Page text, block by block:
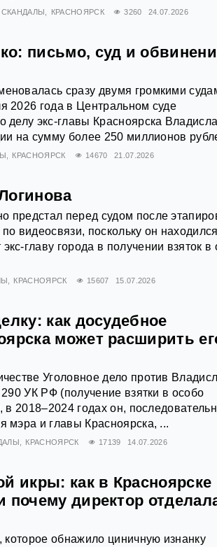
СКАНДАЛЫ КРАСНОЯРСК 3260 24.07.2026
письмо, суд и
сразу двумя громкими
2026 года в Центральном суде
экс-главы Красноярска
на сумму более 250 миллионов
КРАСНОЯРСК 14670 21.07.2026
предстал перед судом после
видеосвязи, поскольку он
главу города в получении взяток в
КРАСНОЯРСК 15607 15.07.2026
как досудебное
может расширить
Уголовное дело против
УК РФ (получение взятки в особо
2018–2024 годах он,
мэра и главы Красноярска, ...
КРАСНОЯРСК 17139 14.07.2026
икры: как в Красноярске
почему директор
которое обнажило циничную изнанку